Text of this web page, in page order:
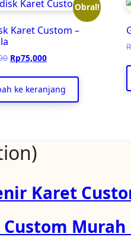
Obral!
Karet Custom –
Harga
adalah:
Rp150,000.
Rp75,000Harga
ini
adalah:
Rp75,000.
ke keranjang
Karet